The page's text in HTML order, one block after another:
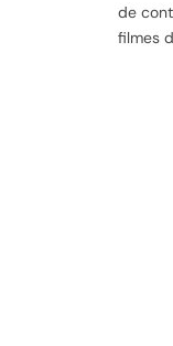
de
filmes